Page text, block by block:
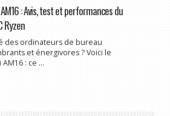
: Avis, test et performances du
Ryzen
des ordinateurs de bureau
et énergivores ? Voici le
AM16 : ce ...